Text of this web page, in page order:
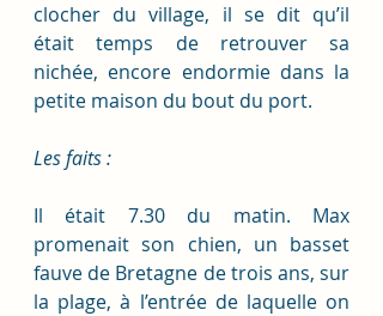
clocher du village, il se dit qu’il
était temps de retrouver sa
nichée, encore endormie dans la
petite maison du bout du port.
Les faits :
Il était 7.30 du matin. Max
promenait son chien, un basset
fauve de Bretagne de trois ans, sur
la plage, à l’entrée de laquelle on